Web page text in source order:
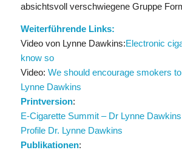
absichtsvoll verschwiegene Gruppe
Weiterführende Links:
Video von Lynne Dawkins:Electronic
know so
Video: We should encourage smokers
Lynne Dawkins
Printversion:
E-Cigarette Summit – Dr Lynne Dawkins
Profile Dr. Lynne Dawkins
Publikationen: